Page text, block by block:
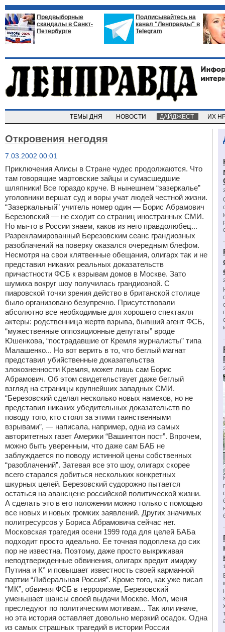
Предвыборные
скандалы в Санкт-
Петербурге
Подписывайтесь на
канал "Ленправды" в
Telegram
ТЕМЫ ДНЯ НОВОСТИ ДАЙДЖЕСТ ИХ
Откровения негодяя
7.03.2002 00:01
Приключения Алисы в Стране чудес продолжаются. Что
там говорящие мартовские зайцы и сумасшедшие
шляпники! Все гораздо круче. В нынешнем “зазеркалье”
уголовники вершат суд и воры учат людей честной жизни.
“Зазеркальный” учитель номер один — Борис Абрамович
Березовский — не сходит со страниц иностранных СМИ.
Но мы-то в России знаем, каков из него правдолюбец...
Разрекламированный Березовским сеанс грандиозных
разоблачений на поверку оказался очередным блефом.
Несмотря на свои клятвенные обещания, олигарх так и не
представил никаких реальных доказательств
причастности ФСБ к взрывам домов в Москве. Зато
шумиха вокруг шоу получилась грандиозной. С
пиаровской точки зрения действо в британской столице
было организовано безупречно. Присутствовали
абсолютно все необходимые для хорошего спектакля
актеры: родственница жертв взрыва, бывший агент ФСБ,
“мужественные оппозиционные депутаты” вроде
Юшенкова, “пострадавшие от Кремля журналисты” типа
Малашенко... Но вот верить в то, что беглый магнат
представил убийственные доказательства
злокозненности Кремля, может лишь сам Борис
Абрамович. Об этом свидетельствует даже беглый
взгляд на страницы крупнейших западных СМИ.
“Березовский сделал несколько новых намеков, но не
представил никаких убедительных доказательств по
поводу того, кто стоял за этими таинственными
взрывами”, — написала, например, одна из самых
авторитетных газет Америки “Вашингтон пост”. Впрочем,
можно быть уверенным, что даже сам БАБ не
заблуждается по поводу истинной цены собственных
“разоблачений”. Затевая все это шоу, олигарх скорее
всего старался добиться нескольких конкретных
шкурных целей. Березовский судорожно пытается
остаться на авансцене российской политической жизни.
А сделать это в его положении можно только с помощью
все новых и новых громких заявлений. Других значимых
политресурсов у Бориса Абрамовича сейчас нет.
Московская трагедия осени 1999 года для целей БАБа
подходит просто идеально. Ее точная подоплека до сих
пор не известна. Поэтому, даже просто выкрикивая
неподтвержденные обвинения, олигарх вредит имиджу
Путина и К° и повышает известность своей карманной
партии “Либеральная Россия”. Кроме того, как уже писал
“МК”, обвиняя ФСБ в терроризме, Березовский
уменьшает шансы своей выдачи Москве. Мол, меня
преследуют по политическим мотивам... Так или иначе,
но эта история оставляет довольно мерзкий осадок. Одна
из самых страшных трагедий в истории России